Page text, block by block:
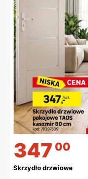
Urządzanie
Propozycja Leroy
etapie budowy i
także produktów
Merlin dywan
jak i indywidualnych
być wykonany z
Oferowane są
na zewnątrz. Z
prosty sposób ociepli
Dywany te wykonane
syntetycznych,
347 00
Skrzydło drzwiowe